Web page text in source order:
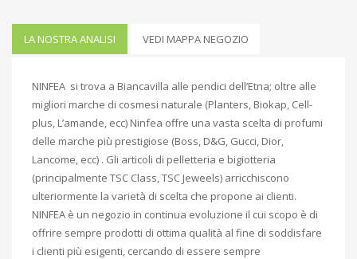
LA NOSTRA ANALISI VEDI MAPPA NEGOZIO
NINFEA si trova a Biancavilla alle pendici dell’Etna; oltre alle
migliori marche di cosmesi naturale (Planters, Biokap, Cell-
plus, L’amande, ecc) Ninfea offre una vasta scelta di profumi
delle marche più prestigiose (Boss, D&G, Gucci, Dior,
Lancome, ecc) . Gli articoli di pelletteria e bigiotteria
(principalmente TSC Class, TSC Jeweels) arricchiscono
ulteriormente la varietà di scelta che propone ai clienti.
NINFEA è un negozio in continua evoluzione il cui scopo è di
offrire sempre prodotti di ottima qualità al fine di soddisfare
i clienti più esigenti, cercando di essere sempre